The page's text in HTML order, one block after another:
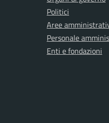
Politici
Aree
Personale
Enti e fondazioni